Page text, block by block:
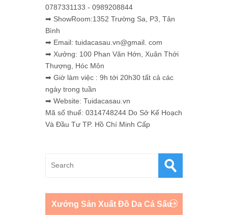
0787331133 - 0989208844
➡ ShowRoom:1352 Trường Sa, P3, Tân
Bình
➡ Email: tuidacasau.vn@gmail. com
➡ Xưởng: 100 Phan Văn Hớn, Xuân Thới
Thượng, Hóc Môn
➡ Giờ làm việc : 9h tới 20h30 tất cả các
ngày trong tuần
➡ Website: Tuidacasau.vn
Mã số thuế: 0314748244 Do Sở Kế Hoạch
Và Đầu Tư TP. Hồ Chí Minh Cấp
Xưởng Sản Xuất Đồ Da Cá Sấu